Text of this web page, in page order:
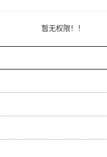
暂无权限！！